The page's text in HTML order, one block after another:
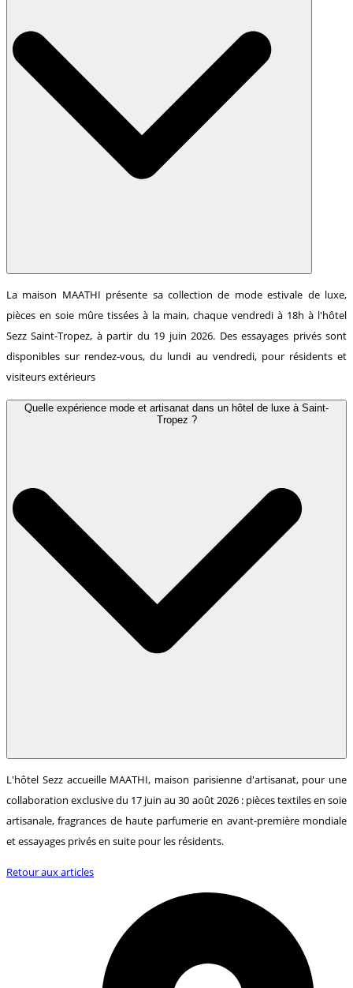
La maison MAATHI présente sa collection de mode estivale de luxe,
pièces en soie mûre tissées à la main, chaque vendredi à 18h à l'hôtel
Sezz Saint-Tropez, à partir du 19 juin 2026. Des essayages privés sont
disponibles sur rendez-vous, du lundi au vendredi, pour résidents et
visiteurs extérieurs
Quelle expérience mode et artisanat dans un hôtel de luxe à Saint-
Tropez ?
L'hôtel Sezz accueille MAATHI, maison parisienne d'artisanat, pour une
collaboration exclusive du 17 juin au 30 août 2026 : pièces textiles en soie
artisanale, fragrances de haute parfumerie en avant-première mondiale
et essayages privés en suite pour les résidents.
Retour aux articles